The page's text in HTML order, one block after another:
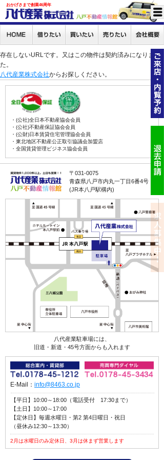
おかげさまで創業46周年
存在しないURLです。又はこの物件は契約済みになりまし
た。
八代産業株式会社からお探しください。
・(公社)全日本不動産協会会員
・(公社)不動産保証協会会員
・(公財)日本賃貸住宅管理協会会員
・東北地区不動産公正取引協議会加盟店
・全国賃貸管理ビジネス協会会員
〒031-0075
青森県八戸市内丸一丁目6番4号
(JR本八戸駅構内)
八代産業駐車場には、
旧道・新道・45号方面からも入れます
E-Mail： info@8463.co.jp
【平日】10:00～18:00（電話受付 17:30まで）
【土日】10:00～17:00
【定休日】毎週水曜日・第2 第4日曜日・祝日
（昼休み12:30～13:30）
2月は水曜日のみ定休日、3月は休まず営業します